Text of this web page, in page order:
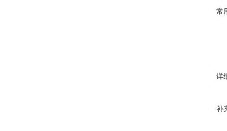
常
详
补